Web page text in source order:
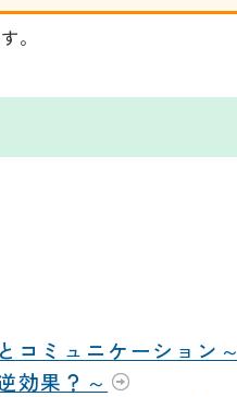
。
ミュニケーション～
効果？～